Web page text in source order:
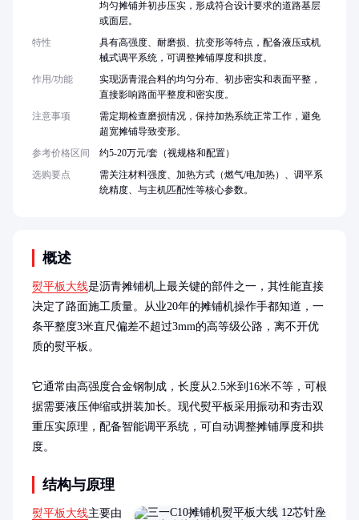
概述
熨平板大线是沥青摊铺机上最关键的部件之一，其性能直接
决定了路面施工质量。从业20年的摊铺机操作手都知道，一
条平整度3米直尺偏差不超过3mm的高等级公路，离不开优
质的熨平板。
它通常由高强度合金钢制成，长度从2.5米到16米不等，可根
据需要液压伸缩或拼装加长。现代熨平板采用振动和夯击双
重压实原理，配备智能调平系统，可自动调整摊铺厚度和拱
度。
结构与原理
熨平板大线主要由
均匀摊铺并初步压实，形成符合设计要求的道路基层
或面层。
特性
具有高强度、耐磨损、抗变形等特点，配备液压或机
械式调平系统，可调整摊铺厚度和拱度。
作用/功能
实现沥青混合料的均匀分布、初步密实和表面平整，
直接影响路面平整度和密实度。
注意事项
需定期检查磨损情况，保持加热系统正常工作，避免
超宽摊铺导致变形。
参考价格区间
约5-20万元/套（视规格和配置）
选购要点
需关注材料强度、加热方式（燃气/电加热）、调平系
统精度、与主机匹配性等核心参数。